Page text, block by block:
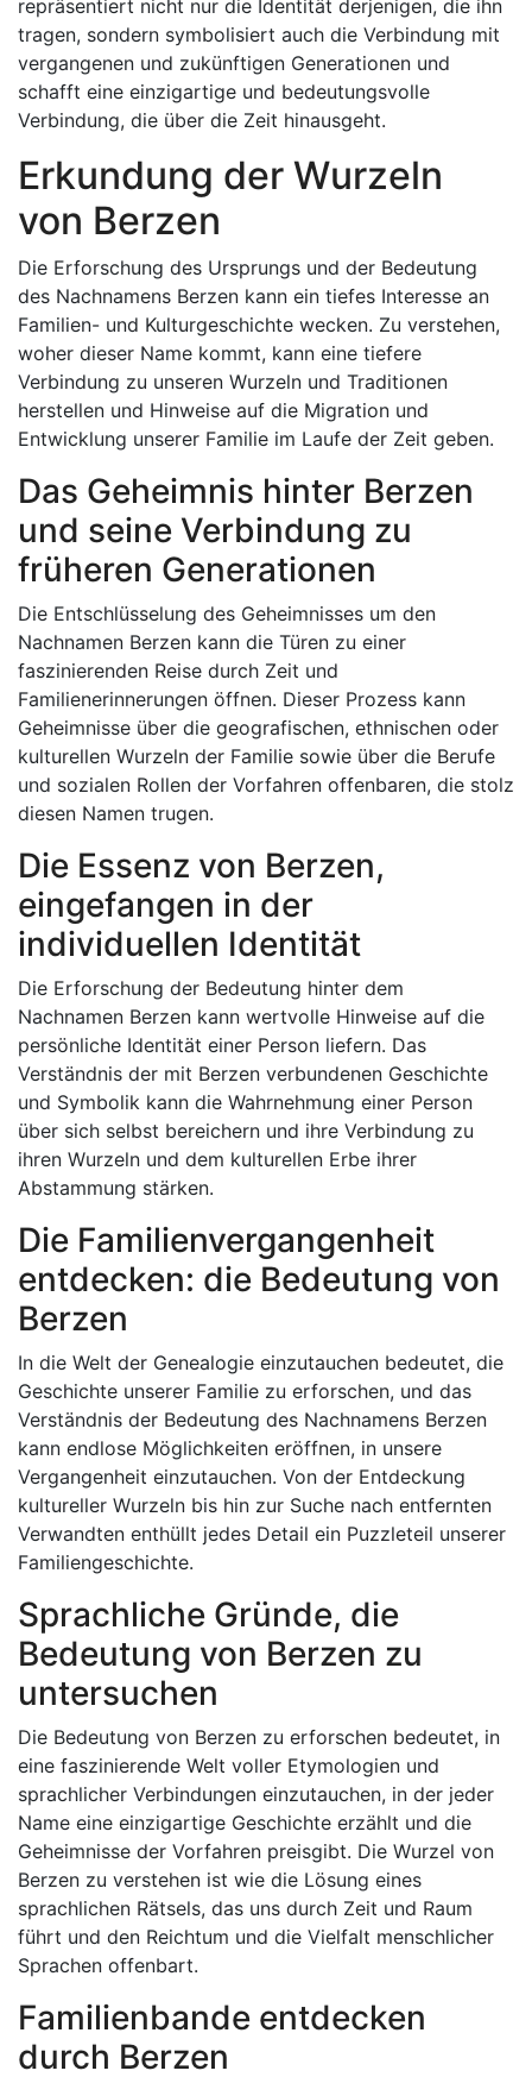
repräsentiert nicht nur die Identität derjenigen, die ihn
tragen, sondern symbolisiert auch die Verbindung mit
vergangenen und zukünftigen Generationen und
schafft eine einzigartige und bedeutungsvolle
Verbindung, die über die Zeit hinausgeht.
Erkundung der Wurzeln
von Berzen
Die Erforschung des Ursprungs und der Bedeutung
des Nachnamens Berzen kann ein tiefes Interesse an
Familien- und Kulturgeschichte wecken. Zu verstehen,
woher dieser Name kommt, kann eine tiefere
Verbindung zu unseren Wurzeln und Traditionen
herstellen und Hinweise auf die Migration und
Entwicklung unserer Familie im Laufe der Zeit geben.
Das Geheimnis hinter Berzen
und seine Verbindung zu
früheren Generationen
Die Entschlüsselung des Geheimnisses um den
Nachnamen Berzen kann die Türen zu einer
faszinierenden Reise durch Zeit und
Familienerinnerungen öffnen. Dieser Prozess kann
Geheimnisse über die geografischen, ethnischen oder
kulturellen Wurzeln der Familie sowie über die Berufe
und sozialen Rollen der Vorfahren offenbaren, die stolz
diesen Namen trugen.
Die Essenz von Berzen,
eingefangen in der
individuellen Identität
Die Erforschung der Bedeutung hinter dem
Nachnamen Berzen kann wertvolle Hinweise auf die
persönliche Identität einer Person liefern. Das
Verständnis der mit Berzen verbundenen Geschichte
und Symbolik kann die Wahrnehmung einer Person
über sich selbst bereichern und ihre Verbindung zu
ihren Wurzeln und dem kulturellen Erbe ihrer
Abstammung stärken.
Die Familienvergangenheit
entdecken: die Bedeutung von
Berzen
In die Welt der Genealogie einzutauchen bedeutet, die
Geschichte unserer Familie zu erforschen, und das
Verständnis der Bedeutung des Nachnamens Berzen
kann endlose Möglichkeiten eröffnen, in unsere
Vergangenheit einzutauchen. Von der Entdeckung
kultureller Wurzeln bis hin zur Suche nach entfernten
Verwandten enthüllt jedes Detail ein Puzzleteil unserer
Familiengeschichte.
Sprachliche Gründe, die
Bedeutung von Berzen zu
untersuchen
Die Bedeutung von Berzen zu erforschen bedeutet, in
eine faszinierende Welt voller Etymologien und
sprachlicher Verbindungen einzutauchen, in der jeder
Name eine einzigartige Geschichte erzählt und die
Geheimnisse der Vorfahren preisgibt. Die Wurzel von
Berzen zu verstehen ist wie die Lösung eines
sprachlichen Rätsels, das uns durch Zeit und Raum
führt und den Reichtum und die Vielfalt menschlicher
Sprachen offenbart.
Familienbande entdecken
durch Berzen